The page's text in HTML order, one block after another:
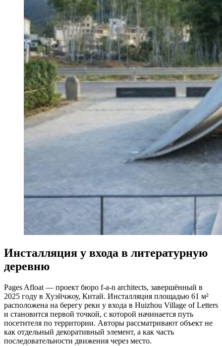
Инсталляция у входа в литературную
деревню
Pages Afloat — проект бюро f-a-n architects, завершённый в
2025 году в Хуэйчжоу, Китай. Инсталляция площадью 61 м²
расположена на берегу реки у входа в Huizhou Village of Letters
и становится первой точкой, с которой начинается путь
посетителя по территории. Авторы рассматривают объект не
как отдельный декоративный элемент, а как часть
последовательности движения через место.